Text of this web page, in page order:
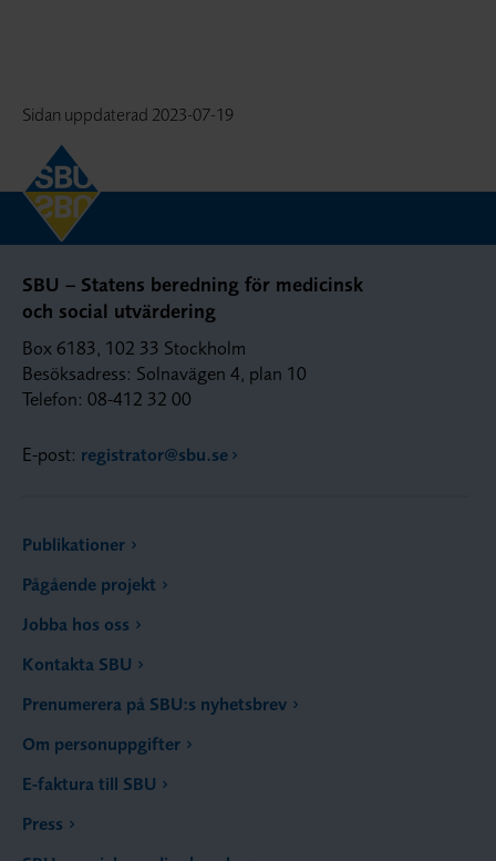
Sidan uppdaterad 2023-07-19
SBU – Statens beredning för medicinsk
och social utvärdering
Box 6183, 102 33 Stockholm
Besöksadress: Solnavägen 4, plan 10
Telefon: 08-412 32 00
E-post: registrator@sbu.se
Publikationer
Pågående projekt
Jobba hos oss
Kontakta SBU
Prenumerera på SBU:s nyhetsbrev
Om personuppgifter
E-faktura till SBU
Press